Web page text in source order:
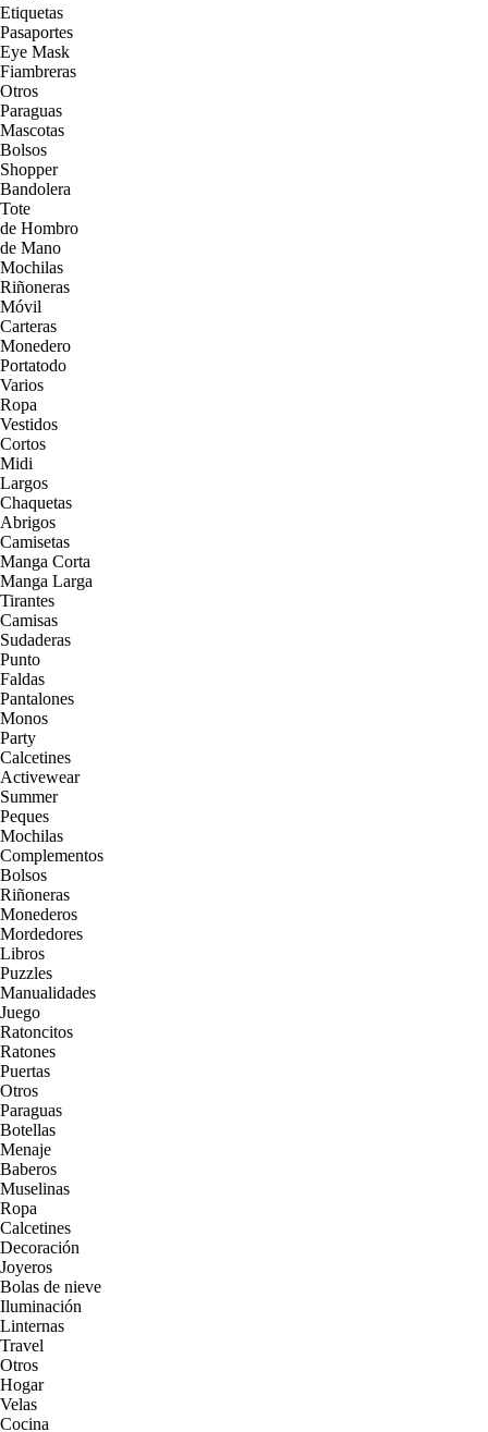
Etiquetas
Pasaportes
Eye Mask
Fiambreras
Otros
Paraguas
Mascotas
Bolsos
Shopper
Bandolera
Tote
de Hombro
de Mano
Mochilas
Riñoneras
Móvil
Carteras
Monedero
Portatodo
Varios
Ropa
Vestidos
Cortos
Midi
Largos
Chaquetas
Abrigos
Camisetas
Manga Corta
Manga Larga
Tirantes
Camisas
Sudaderas
Punto
Faldas
Pantalones
Monos
Party
Calcetines
Activewear
Summer
Peques
Mochilas
Complementos
Bolsos
Riñoneras
Monederos
Mordedores
Libros
Puzzles
Manualidades
Juego
Ratoncitos
Ratones
Puertas
Otros
Paraguas
Botellas
Menaje
Baberos
Muselinas
Ropa
Calcetines
Decoración
Joyeros
Bolas de nieve
Iluminación
Linternas
Travel
Otros
Hogar
Velas
Cocina